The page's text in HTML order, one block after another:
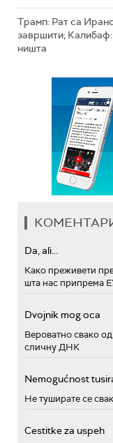
Трамп: Рат са
завршити;
ништа
Da, ali...
Како преживети
шта нас припрема
Dvojnik mog oca
Вероватно свако
сличну ДНК
Nemogućnost
Не туширате се
Cestitke za uspeh